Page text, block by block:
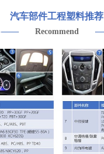
汽车部件工程塑料推荐
Recommend